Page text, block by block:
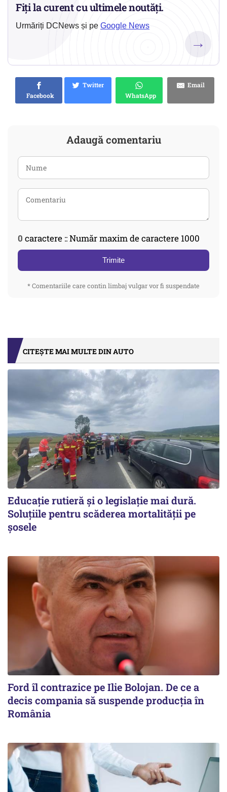
Fiți la curent cu ultimele noutăți.
Urmăriți DCNews și pe Google News
→
Facebook
Twitter
WhatsApp
Email
Adaugă comentariu
0 caractere :: Număr maxim de caractere 1000
Trimite
* Comentariile care contin limbaj vulgar vor fi suspendate
CITEȘTE MAI MULTE DIN AUTO
Educație rutieră și o legislație mai dură.
Soluțiile pentru scăderea mortalității pe
şosele
Ford îl contrazice pe Ilie Bolojan. De ce a
decis compania să suspende producția în
România